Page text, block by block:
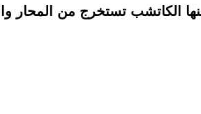
الكاتشب تستخرج من المحار